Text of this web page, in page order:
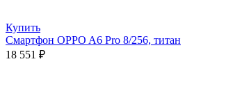
Купить
Смартфон OPPO A6 Pro 8/256, титан
18 551 ₽